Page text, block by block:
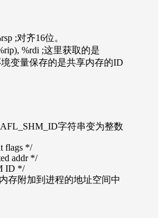
;对齐16位。
%rdi ;这里获取的是
境变量保存的是共享内存的ID
字符串变为整数
flags */
addr */
ID */
存附加到进程的地址空间中